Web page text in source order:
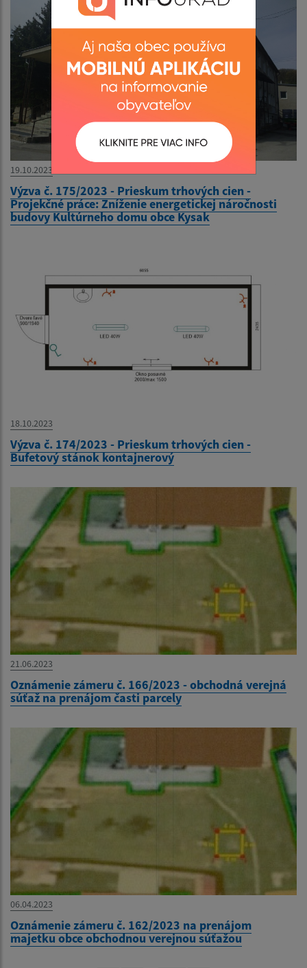
19.10.2023
Výzva č. 175/2023 - Prieskum trhových cien -
Projekčné práce: Zníženie energetickej náročnosti
budovy Kultúrneho domu obce Kysak
18.10.2023
Výzva č. 174/2023 - Prieskum trhových cien -
Bufetový stánok kontajnerový
21.06.2023
Oznámenie zámeru č. 166/2023 - obchodná verejná
súťaž na prenájom časti parcely
06.04.2023
Oznámenie zámeru č. 162/2023 na prenájom
majetku obce obchodnou verejnou súťažou